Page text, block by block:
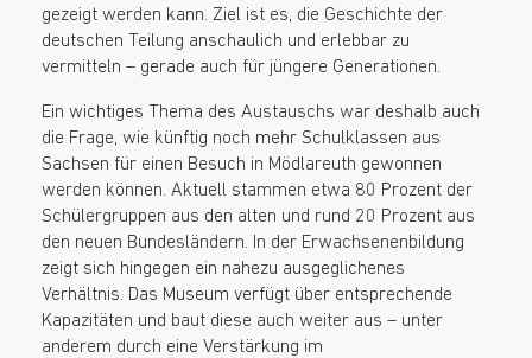
gezeigt werden kann. Ziel ist es, die Geschichte der
deutschen Teilung anschaulich und erlebbar zu
vermitteln – gerade auch für jüngere Generationen.
Ein wichtiges Thema des Austauschs war deshalb auch
die Frage, wie künftig noch mehr Schulklassen aus
Sachsen für einen Besuch in Mödlareuth gewonnen
werden können. Aktuell stammen etwa 80 Prozent der
Schülergruppen aus den alten und rund 20 Prozent aus
den neuen Bundesländern. In der Erwachsenenbildung
zeigt sich hingegen ein nahezu ausgeglichenes
Verhältnis. Das Museum verfügt über entsprechende
Kapazitäten und baut diese auch weiter aus – unter
anderem durch eine Verstärkung im